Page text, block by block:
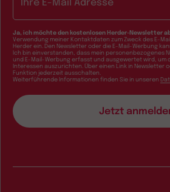
Ja, ich möchte den kostenlosen Herder-Newsletter
Verwendung meiner Kontaktdaten zum Zweck des E-
Herder ein. Den Newsletter oder die E-Mail-Werbung
Ich bin einverstanden, dass mein personenbezogenes
und E-Mail-Werbung erfasst und ausgewertet wird, um
Interessen auszurichten. Über einen Link in Newsletter
Funktion jederzeit ausschalten.
Weiterführende Informationen finden Sie in unseren